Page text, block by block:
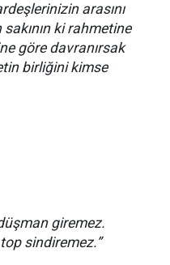
arasını
ki rahmetine
göre davranırsak
birliğini kimse
giremez.
sindiremez.”